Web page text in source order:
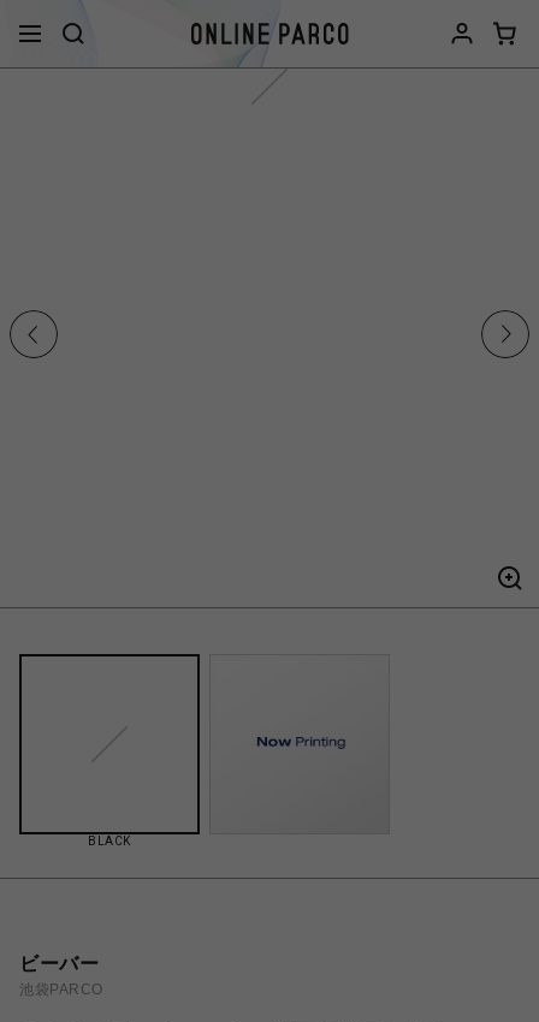
BLACK
ビーバー
池袋PARCO